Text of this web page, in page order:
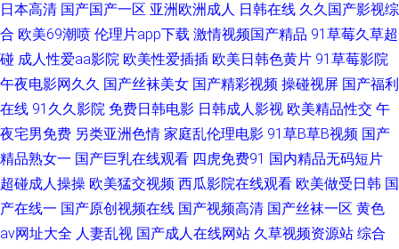
福利导航 99在线视频精品 久久婷婷美女一区 亚洲视频123 91社区色色网 福
利视频导航我99 午夜导航5 91网页版色色 狠狠操网址 婷婷五月深爱网 成人
AV免费 欧美综合在线黄 91re伊人 92视频国产 九色国产白浆91 91v精品久 不
卡视频一下 男人手机ab天堂 亚洲黄色网络 91日韩区 久久一区丝袜 影音先锋
无码成人 91在线免费观看网页 老湿在线视频 影音先锋中文字幕18 www91
日本高清 国产国产一区 亚洲欧洲成人 日韩在线 久久国产影视综
合 欧美69潮喷 伦理片app下载 激情视频国产精品 91草莓久草超
碰 成人性爱aa影院 欧美性爱插插 欧美日韩色黄片 91草莓影院
午夜电影网久久 国产丝袜美女 国产精彩视频 操碰视屏 国产福利
在线 91久久影院 免费日韩电影 日韩成人影视 欧美精品性交 午
夜宅男免费 另类亚洲色情 家庭乱伦理电影 91草B草B视频 国产
精品熟女一 国产巨乳在线观看 四虎免费91 国内精品无码短片
超碰成人操操 欧美猛交视频 西瓜影院在线观看 欧美做受日韩 国
产在线一 国产原创视频在线 国产视频高清 国产丝袜一区 黄色
av网址大全 人妻乱视 国产成人在线网站 久草视频资源站 综合